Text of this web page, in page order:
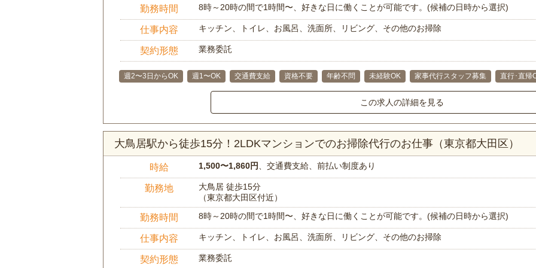
勤務時間 8時～20時の間で1時間〜、好きな日に働くことが可能です。(候補の日時から選択)
仕事内容 キッチン、トイレ、お風呂、洗面所、リビング、その他のお掃除
契約形態 業務委託
週2〜3日からOK 週1〜OK 交通費支給 資格不要 年齢不問 未経験OK 家事代行スタッフ募集 直行･直帰
この求人の詳細を見る
大鳥居駅から徒歩15分！2LDKマンションでのお掃除代行のお仕事（東京都大田区）
時給 1,500〜1,860円 、交通費支給、前払い制度あり
勤務地
大鳥居 徒歩15分
（東京都大田区付近）
勤務時間 8時～20時の間で1時間〜、好きな日に働くことが可能です。(候補の日時から選択)
仕事内容 キッチン、トイレ、お風呂、洗面所、リビング、その他のお掃除
契約形態 業務委託